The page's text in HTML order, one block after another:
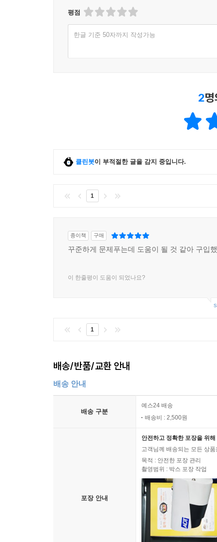
4. 기출문제 전 문항 재수록
· 〈일등급 실전 문제편〉에 수록된 전 문항을 재
· 〈기출 정복 해설편〉에서 어려운 어휘에 대한
· 지문을 이해하고 문제를 푸는 데 도움이 되도록
평점
한글 기준 50자까지 작성가능
2
클린봇이 부적절한 글을 감지 중입니다.
1
종이책 구매
꾸준하게 문제푸는데 도움이 될 것 같아 구입
이 한줄평이 도움이 되었나요?
1
배송/반품/교환 안내
배송 안내
배송 구분
예스24 배송
배송비 : 2,500원
포장 안내
안전하고 정확한 포장을 위
고객님께 배송되는 모든 상
목적 : 안전한 포장 관리
촬영범위 : 박스 포장 작업